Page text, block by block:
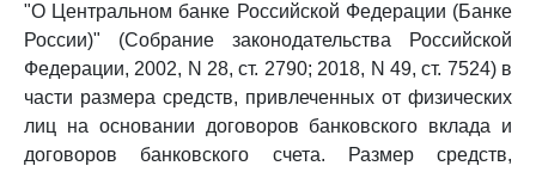
"О Центральном банке Российской Федерации (Банке
России)" (Собрание законодательства Российской
Федерации, 2002, N 28, ст. 2790; 2018, N 49, ст. 7524) в
части размера средств, привлеченных от физических
лиц на основании договоров банковского вклада и
договоров банковского счета. Размер средств,